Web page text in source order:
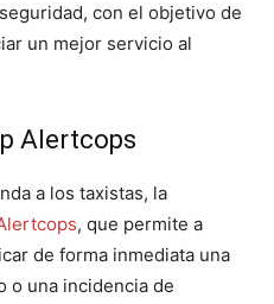
con el objetivo de
un mejor servicio al
Alertcops
a los taxistas, la
, que permite a
de forma inmediata una
o una incidencia de